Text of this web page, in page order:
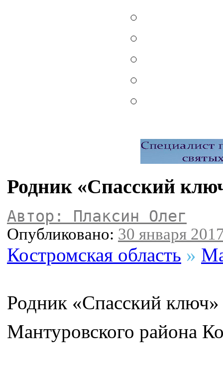
Родник «Спасский
Автор: Плаксин Олег
Опубликовано: 30 января
Костромская область »
Родник «Спасский ключ»
Мантуровского района